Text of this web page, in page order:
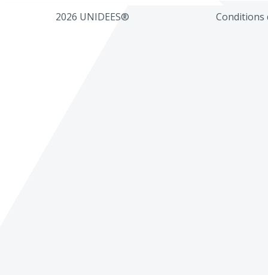
2026 UNIDEES® Conditions